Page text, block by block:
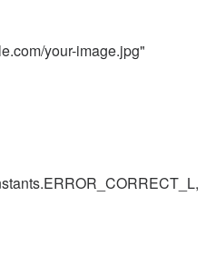
your-image.jpg"